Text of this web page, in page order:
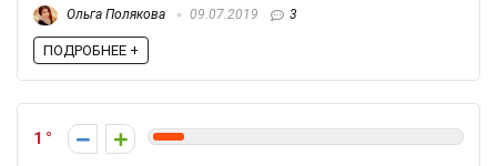
Ольга Полякова 09.07.2019 3
ПОДРОБНЕЕ +
1